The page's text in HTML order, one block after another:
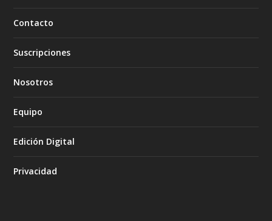
Contacto
Suscripciones
Nosotros
Equipo
Edición Digital
Privacidad